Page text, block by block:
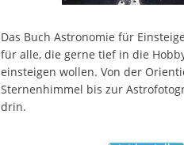
Das Buch Astronomie für
für alle, die gerne tief in die
einsteigen wollen. Von der
Sternenhimmel bis zur
drin.